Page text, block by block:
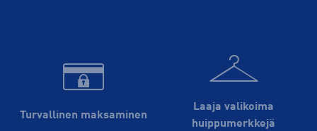
Turvallinen maksaminen
Laaja valikoima
huippu­merkkejä